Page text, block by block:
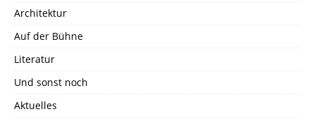
Architektur
Auf der Bühne
Literatur
Und sonst noch
Aktuelles